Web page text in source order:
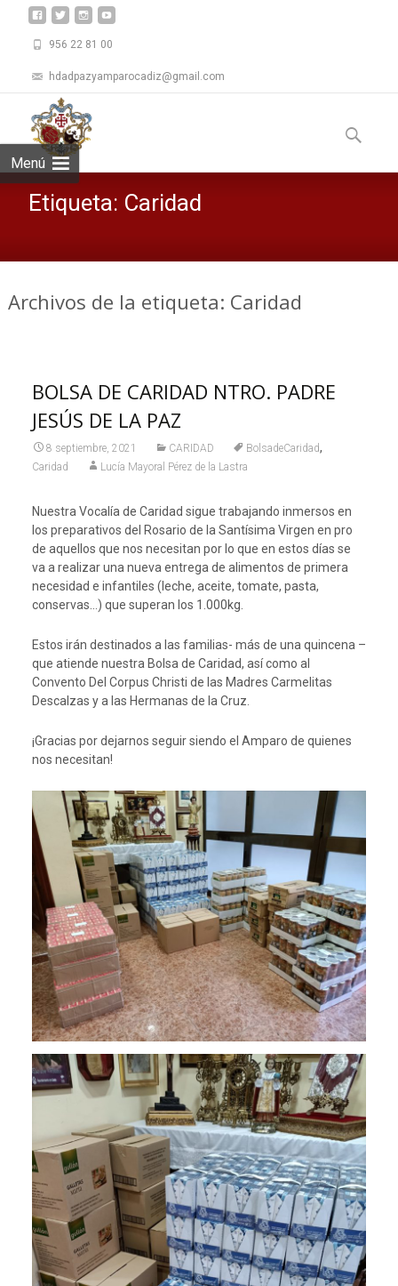
956 22 81 00
hdadpazyamparocadiz@gmail.com
Menú
alBuscar:
Etiqueta: Caridad
Archivos de la etiqueta: Caridad
BOLSA DE CARIDAD NTRO. PADRE
JESÚS DE LA PAZ
8 septiembre, 2021 CARIDAD BolsadeCaridad,
Caridad Lucía Mayoral Pérez de la Lastra
Nuestra Vocalía de Caridad sigue trabajando inmersos en
los preparativos del Rosario de la Santísima Virgen en pro
de aquellos que nos necesitan por lo que en estos días se
va a realizar una nueva entrega de alimentos de primera
necesidad e infantiles (leche, aceite, tomate, pasta,
conservas…) que superan los 1.000kg.
Estos irán destinados a las familias- más de una quincena –
que atiende nuestra Bolsa de Caridad, así como al
Convento Del Corpus Christi de las Madres Carmelitas
Descalzas y a las Hermanas de la Cruz.
¡Gracias por dejarnos seguir siendo el Amparo de quienes
nos necesitan!